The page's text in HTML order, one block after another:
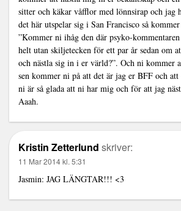
sitter och käkar våfflor med lönnsirap och jag
det här utspelar sig i San Francisco så
”Kommer ni ihåg den där psyko-
helt utan skiljetecken för ett par år sedan om
och nästla sig in i er värld?”. Och ni kommer
sen kommer ni på att det är jag er BFF och
ni är så glada att ni har mig och för att jag
Aaah.
Kristin Zetterlund skriver:
11 Mar 2014 kl. 5:31
Jasmin: JAG LÄNGTAR!!! <3